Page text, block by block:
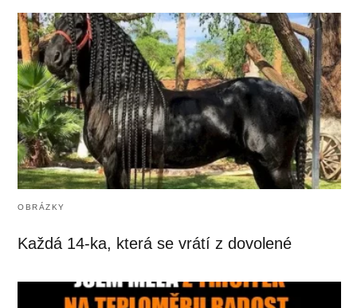
OBRÁZKY
Každá 14-ka, která se vrátí z dovolené